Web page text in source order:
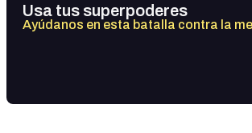
Usa tus superpoderes
Ayúdanos en esta batalla contra la